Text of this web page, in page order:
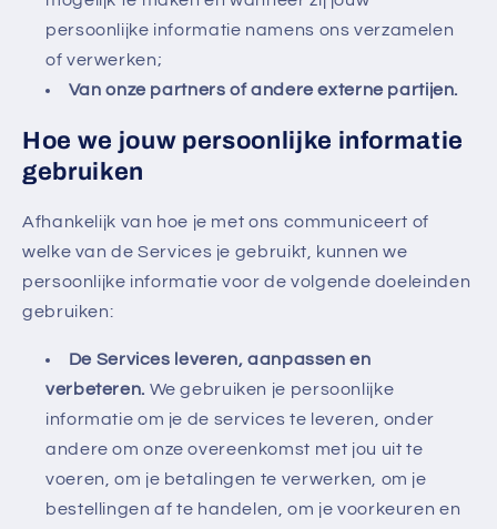
persoonlijke informatie namens ons verzamelen
of verwerken;
Van onze partners of andere externe partijen.
Hoe we jouw persoonlijke informatie
gebruiken
Afhankelijk van hoe je met ons communiceert of
welke van de Services je gebruikt, kunnen we
persoonlijke informatie voor de volgende doeleinden
gebruiken:
De Services leveren, aanpassen en
verbeteren. We gebruiken je persoonlijke
informatie om je de services te leveren, onder
andere om onze overeenkomst met jou uit te
voeren, om je betalingen te verwerken, om je
bestellingen af te handelen, om je voorkeuren en